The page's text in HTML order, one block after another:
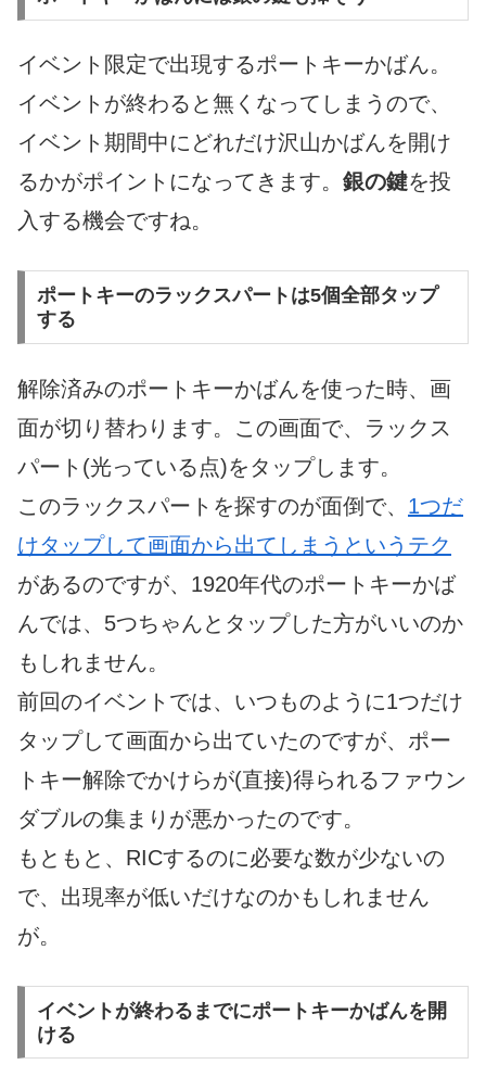
イベント限定で出現するポートキーかばん。
イベントが終わると無くなってしまうので、
イベント期間中にどれだけ沢山かばんを開け
るかがポイントになってきます。 銀の鍵を投
入する機会ですね。
ポートキーのラックスパートは5個全部タップ
する
解除済みのポートキーかばんを使った時、画
面が切り替わります。この画面で、ラックス
パート(光っている点)をタップします。
このラックスパートを探すのが面倒で、 1つだ
けタップして画面から出てしまうというテク
があるのですが、1920年代のポートキーかば
んでは、5つちゃんとタップした方がいいのか
もしれません。
前回のイベントでは、いつものように1つだけ
タップして画面から出ていたのですが、ポー
トキー解除でかけらが(直接)得られるファウン
ダブルの集まりが悪かったのです。
もともと、RICするのに必要な数が少ないの
で、出現率が低いだけなのかもしれません
が。
イベントが終わるまでにポートキーかばんを開
ける